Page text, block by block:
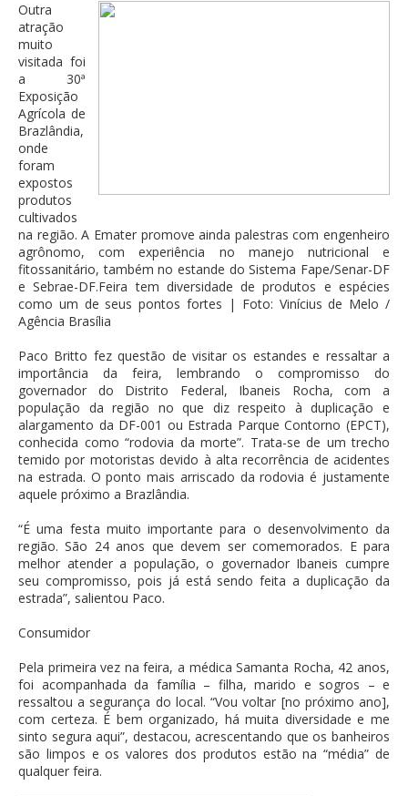
Outra
atração
muito
visitada foi
a 30ª
Exposição
Agrícola de
Brazlândia,
onde
foram
expostos
produtos
cultivados
na região. A Emater promove ainda palestras com engenheiro
agrônomo, com experiência no manejo nutricional e
fitossanitário, também no estande do Sistema Fape/Senar-DF
e Sebrae-DF.Feira tem diversidade de produtos e espécies
como um de seus pontos fortes | Foto: Vinícius de Melo /
Agência Brasília
Paco Britto fez questão de visitar os estandes e ressaltar a
importância da feira, lembrando o compromisso do
governador do Distrito Federal, Ibaneis Rocha, com a
população da região no que diz respeito à duplicação e
alargamento da DF-001 ou Estrada Parque Contorno (EPCT),
conhecida como “rodovia da morte”. Trata-se de um trecho
temido por motoristas devido à alta recorrência de acidentes
na estrada. O ponto mais arriscado da rodovia é justamente
aquele próximo a Brazlândia.
“É uma festa muito importante para o desenvolvimento da
região. São 24 anos que devem ser comemorados. E para
melhor atender a população, o governador Ibaneis cumpre
seu compromisso, pois já está sendo feita a duplicação da
estrada”, salientou Paco.
Consumidor
Pela primeira vez na feira, a médica Samanta Rocha, 42 anos,
foi acompanhada da família – filha, marido e sogros – e
ressaltou a segurança do local. “Vou voltar [no próximo ano],
com certeza. É bem organizado, há muita diversidade e me
sinto segura aqui”, destacou, acrescentando que os banheiros
são limpos e os valores dos produtos estão na “média” de
qualquer feira.